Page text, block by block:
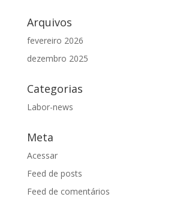
Arquivos
fevereiro 2026
dezembro 2025
Categorias
Labor-news
Meta
Acessar
Feed de posts
Feed de comentários